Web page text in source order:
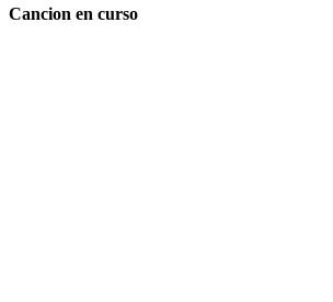
Cancion en curso